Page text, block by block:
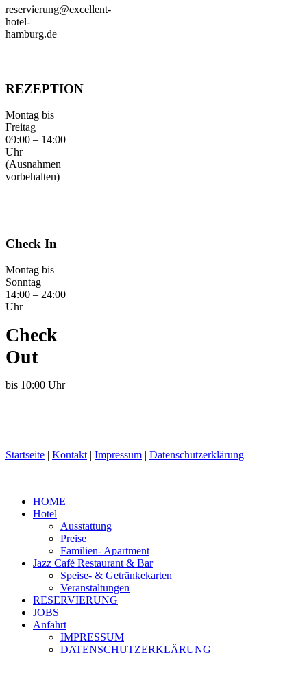
reservierung@excellent-
hotel-
hamburg.de
REZEPTION
Montag bis
Freitag
09:00 – 14:00
Uhr
(Ausnahmen
vorbehalten)
Check In
Montag bis
Sonntag
14:00 – 24:00
Uhr
Check
Out
bis 10:00 Uhr
Startseite | Kontakt | Impressum | Datenschutzerklärung
HOME
Hotel
Ausstattung
Preise
Familien- Apartment
Jazz Café Restaurant & Bar
Speise- & Getränkekarten
Veranstaltungen
RESERVIERUNG
JOBS
Anfahrt
IMPRESSUM
DATENSCHUTZERKLÄRUNG